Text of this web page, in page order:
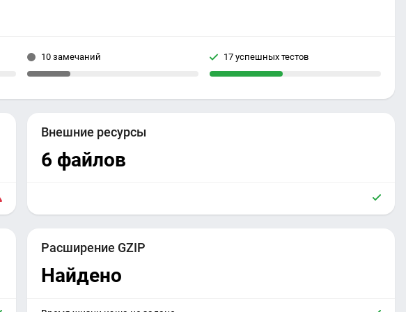
10 замечаний 17 успешных тестов
Внешние ресурсы
6 файлов
Расширение GZIP
Найдено